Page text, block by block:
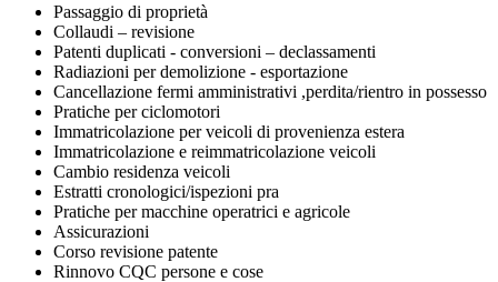
Passaggio di proprietà
Collaudi – revisione
Patenti duplicati - conversioni – declassamenti
Radiazioni per demolizione - esportazione
Cancellazione fermi amministrativi ,perdita/rientro in possesso
Pratiche per ciclomotori
Immatricolazione per veicoli di provenienza estera
Immatricolazione e reimmatricolazione veicoli
Cambio residenza veicoli
Estratti cronologici/ispezioni pra
Pratiche per macchine operatrici e agricole
Assicurazioni
Corso revisione patente
Rinnovo CQC persone e cose